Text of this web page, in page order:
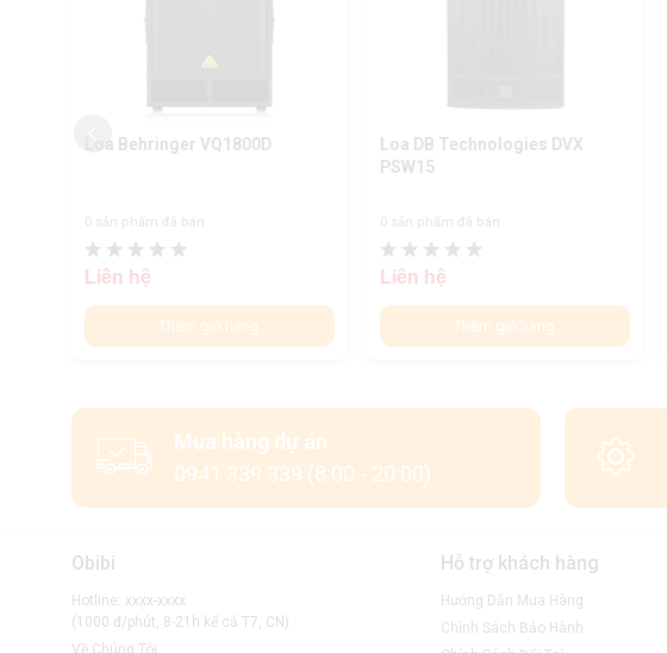
Loa Behringer VQ1800D
0 sản phẩm đã bán
Liên hệ
Thêm giỏ hàng
Loa DB Technologies DVX
PSW15
0 sản phẩm đã bán
Liên hệ
Thêm giỏ hàng
Mua hàng dự án
0941 339 339 (8:00 - 20:00)
Obibi
Hotline: xxxx-xxxx
(1000 đ/phút, 8-21h kể cả T7, CN)
Hỗ trợ khách hàng
Hướng Dẫn Mua Hàng
Chính Sách Bảo Hành